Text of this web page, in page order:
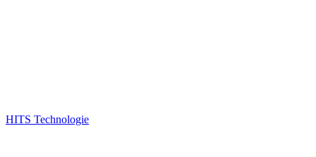
HITS Technologie